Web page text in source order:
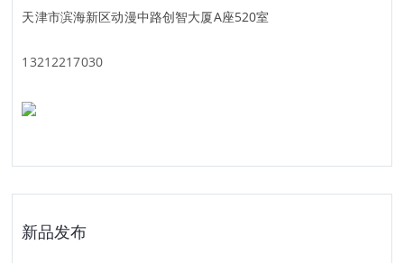
天津市滨海新区动漫中路创智大厦A座520室
13212217030
新品发布